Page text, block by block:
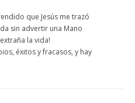
que Jesús me trazó
sin advertir una Mano
la vida!
éxitos y fracasos, y hay